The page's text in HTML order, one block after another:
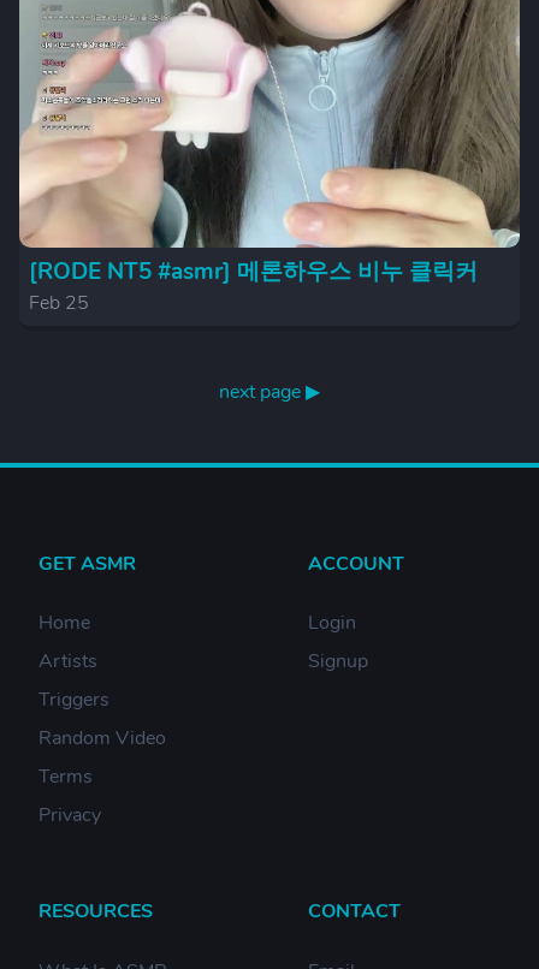
[RODE NT5 #asmr] 메론하우스 비누 클릭커
Feb 25
next page ▶
GET ASMR
Home
Artists
Triggers
Random Video
Terms
Privacy
ACCOUNT
Login
Signup
RESOURCES CONTACT